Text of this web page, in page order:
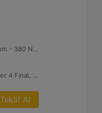
280 lb-ft @ 1360 rpm - 380 Nm @ 1360 rpm
U.S. EPA & CARB Tier 4 Final, EU Stage V
Teklif Al